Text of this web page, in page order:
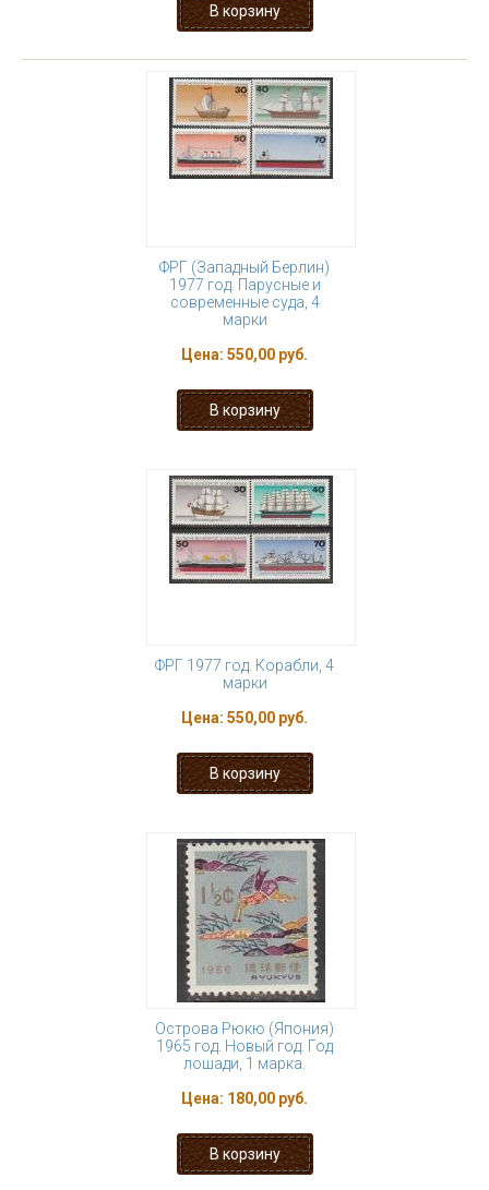
ФРГ (Западный Берлин)
1977 год. Парусные и
современные суда, 4
марки
Цена: 550,00 руб.
ФРГ 1977 год. Корабли, 4
марки
Цена: 550,00 руб.
Острова Рюкю (Япония)
1965 год. Новый год. Год
лошади, 1 марка.
Цена: 180,00 руб.